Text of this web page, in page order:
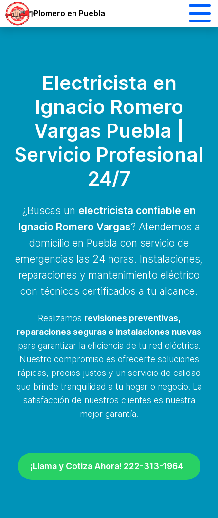
Plomero en Puebla
Electricista en
Ignacio Romero
Vargas Puebla |
Servicio Profesional
24/7
¿Buscas un electricista confiable en
Ignacio Romero Vargas? Atendemos a
domicilio en Puebla con servicio de
emergencias las 24 horas. Instalaciones,
reparaciones y mantenimiento eléctrico
con técnicos certificados a tu alcance.
Realizamos revisiones preventivas,
reparaciones seguras e instalaciones nuevas
para garantizar la eficiencia de tu red eléctrica.
Nuestro compromiso es ofrecerte soluciones
rápidas, precios justos y un servicio de calidad
que brinde tranquilidad a tu hogar o negocio. La
satisfacción de nuestros clientes es nuestra
mejor garantía.
¡Llama y Cotiza Ahora! 222-313-1964